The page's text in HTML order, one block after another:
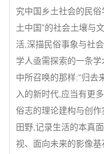
究中国乡土社会的民
土中国”的社会土壤与
活,深描民俗事象与社
学人亟需探索的一条学
中所召唤的那样:“归去
入的新时代,应当有更
俗志的理论建构与创
田野,记录生活的本真
视、面向未来的影像基